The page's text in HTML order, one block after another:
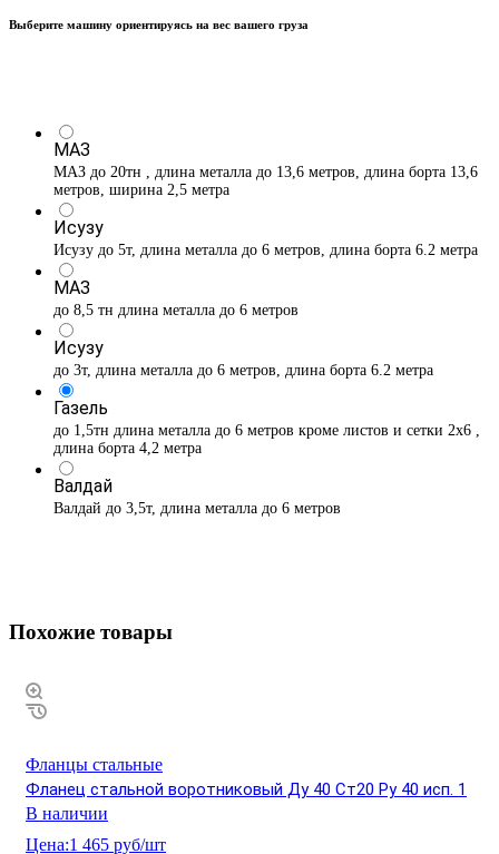
Выберите машину ориентируясь на вес вашего груза
МАЗ
МАЗ до 20тн , длина металла до 13,6 метров, длина борта 13,6
метров, ширина 2,5 метра
Исузу
Исузу до 5т, длина металла до 6 метров, длина борта 6.2 метра
МАЗ
до 8,5 тн длина металла до 6 метров
Исузу
до 3т, длина металла до 6 метров, длина борта 6.2 метра
Газель
до 1,5тн длина металла до 6 метров кроме листов и сетки 2х6 ,
длина борта 4,2 метра
Валдай
Валдай до 3,5т, длина металла до 6 метров
Похожие товары
Фланцы стальные
Фланец стальной воротниковый Ду 40 Ст20 Ру 40 исп. 1
В наличии
Цена:1 465 руб/шт